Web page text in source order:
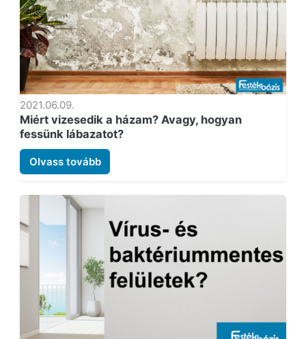
2021.06.09.
Miért vizesedik a házam? Avagy, hogyan
fessünk lábazatot?
Olvass tovább